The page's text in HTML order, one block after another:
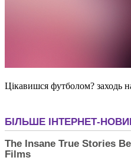
Цікавишся футболом? заходь